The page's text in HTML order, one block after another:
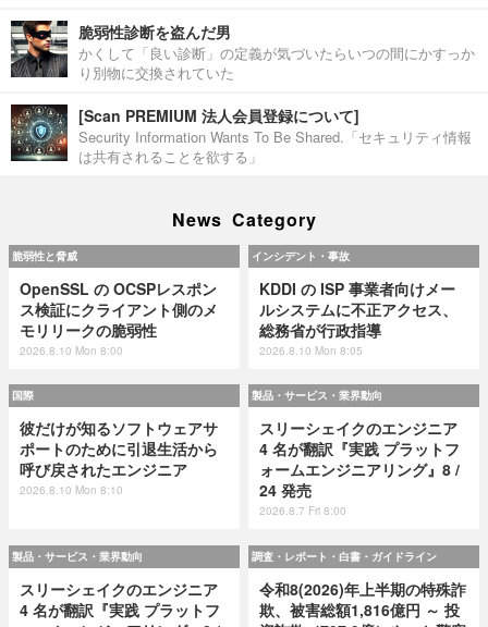
脆弱性診断を盗んだ男
かくして「良い診断」の定義が気づいたらいつの間にかすっか
り別物に交換されていた
[Scan PREMIUM 法人会員登録について]
Security Information Wants To Be Shared.「セキュリティ情報
は共有されることを欲する」
News Category
脆弱性と脅威
OpenSSL の OCSPレスポン
ス検証にクライアント側のメ
モリリークの脆弱性
2026.8.10 Mon 8:00
インシデント・事故
KDDI の ISP 事業者向けメー
ルシステムに不正アクセス、
総務省が行政指導
2026.8.10 Mon 8:05
国際
彼だけが知るソフトウェアサ
ポートのために引退生活から
呼び戻されたエンジニア
2026.8.10 Mon 8:10
製品・サービス・業界動向
スリーシェイクのエンジニア
4 名が翻訳『実践 プラットフ
ォームエンジニアリング』8 /
24 発売
2026.8.7 Fri 8:00
製品・サービス・業界動向
スリーシェイクのエンジニア
4 名が翻訳『実践 プラットフ
調査・レポート・白書・ガイドライン
令和8(2026)年上半期の特殊詐
欺、被害総額1,816億円 ～ 投